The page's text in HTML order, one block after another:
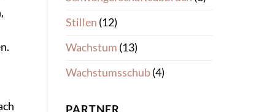
Stillen (12)
Wachstum (13)
Wachstumsschub(4)
PARTNER